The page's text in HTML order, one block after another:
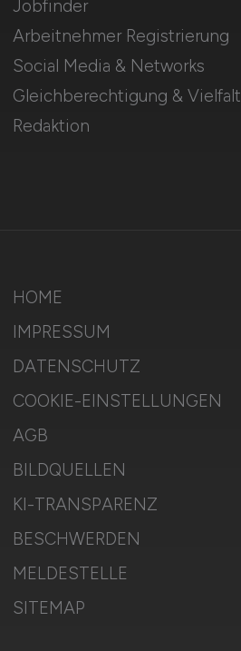
Jobfinder
Arbeitnehmer Registrierung
Social Media & Networks
Gleichberechtigung & Vielfalt
Redaktion
HOME
IMPRESSUM
DATENSCHUTZ
COOKIE-EINSTELLUNGEN
AGB
BILDQUELLEN
KI-TRANSPARENZ
BESCHWERDEN
MELDESTELLE
SITEMAP